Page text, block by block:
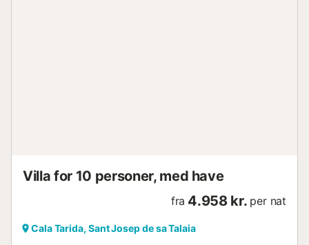
Villa for 10 personer, med have
fra 4.958 kr. per nat
Cala Tarida, Sant Josep de sa Talaia